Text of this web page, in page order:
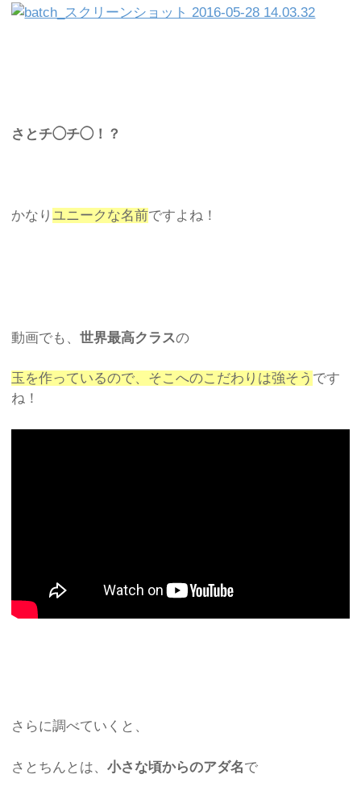
さとチ◯チ◯！？
かなりユニークな名前ですよね！
動画でも、世界最高クラスの
玉を作っているので、そこへのこだわりは強そう です
ね！
さらに調べていくと、
さとちんとは、小さな頃からのアダ名で